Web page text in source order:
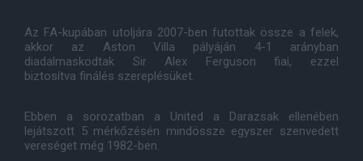
Az FA-kupában utoljára 2007-ben futottak össze a felek,
akkor az Aston Villa pályáján 4-1 arányban
diadalmaskodtak Sir Alex Ferguson fiai, ezzel
biztosítva finálés szereplésüket.
Ebben a sorozatban a United a Darazsak ellenében
lejátszott 5 mérkőzésén mindössze egyszer szenvedett
vereséget még 1982-ben.